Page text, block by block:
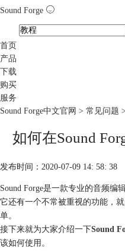
Sound Forge
首页
产品
下载
购买
服务
Sound Forge中文官网 > 常见问题
如何在Sound
发布时间：2020-07-09 14: 58: 38
Sound Forge是一款专业的音频编
它还有一个不常被重视的功能，
单。
接下来就为大家介绍一下Sound
该如何使用。